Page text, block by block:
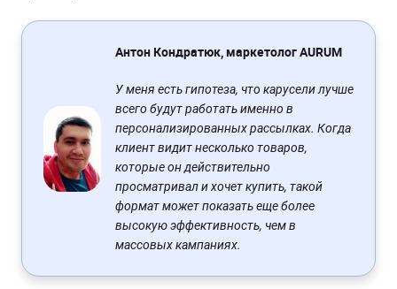
Антон Кондратюк, маркетолог AURUM
У меня есть гипотеза, что карусели лучше
всего будут работать именно в
персонализированных рассылках. Когда
клиент видит несколько товаров,
которые он действительно
просматривал и хочет купить, такой
формат может показать еще более
высокую эффективность, чем в
массовых кампаниях.